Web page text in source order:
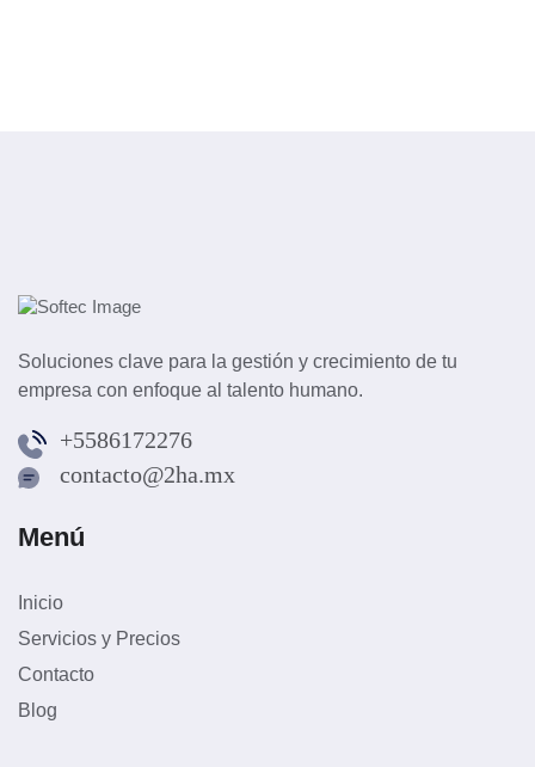
Soluciones clave para la gestión y crecimiento de tu
empresa con enfoque al talento humano.
+5586172276
contacto@2ha.mx
Menú
Inicio
Servicios y Precios
Contacto
Blog